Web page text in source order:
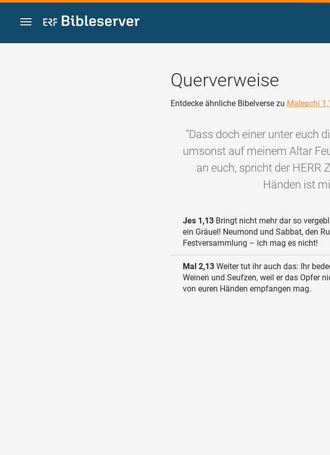
Zum Inhalt springen
Querverweise
Entdecke ähnliche Bibelverse zu Maleachi
"Dass doch einer unter euch
umsonst auf meinem Altar
an euch, spricht der HERR
Händen ist
Jes 1,13 Bringt nicht mehr dar so
ein Gräuel! Neumond und Sabbat, den
Festversammlung – ich mag es nicht!
Mal 2,13 Weiter tut ihr auch das: Ihr
Weinen und Seufzen, weil er das Opfer
von euren Händen empfangen mag.